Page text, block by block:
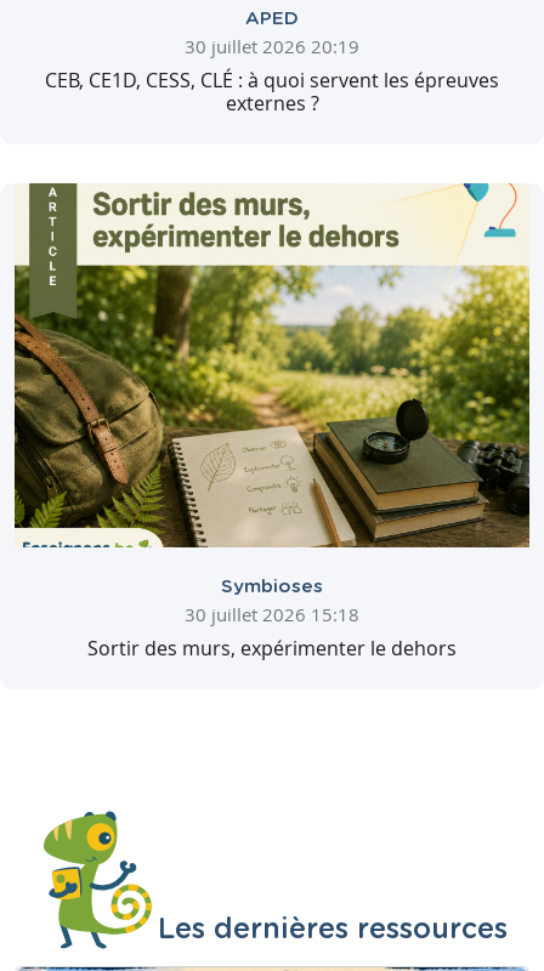
APED
30 juillet 2026 20:19
CEB, CE1D, CESS, CLÉ : à quoi servent les épreuves
externes ?
Symbioses
30 juillet 2026 15:18
Sortir des murs, expérimenter le dehors
Les dernières ressources